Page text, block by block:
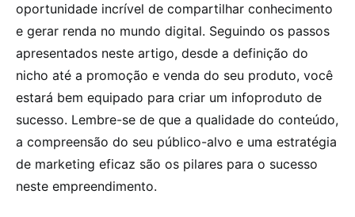
oportunidade incrível de compartilhar conhecimento
e gerar renda no mundo digital. Seguindo os passos
apresentados neste artigo, desde a definição do
nicho até a promoção e venda do seu produto, você
estará bem equipado para criar um infoproduto de
sucesso. Lembre-se de que a qualidade do conteúdo,
a compreensão do seu público-alvo e uma estratégia
de marketing eficaz são os pilares para o sucesso
neste empreendimento.